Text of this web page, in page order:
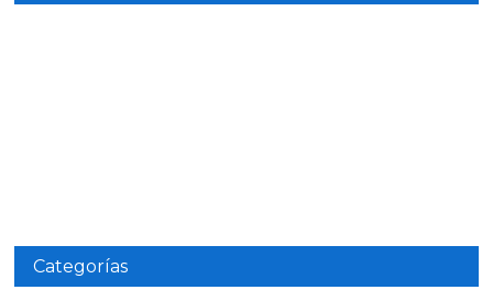
Categorías